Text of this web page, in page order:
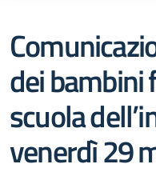
dei
scuola
venerdì 29